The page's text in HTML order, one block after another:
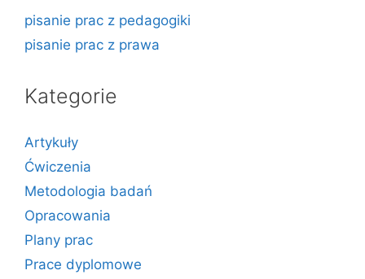
pisanie prac z pedagogiki
pisanie prac z prawa
Kategorie
Artykuły
Ćwiczenia
Metodologia badań
Opracowania
Plany prac
Prace dyplomowe